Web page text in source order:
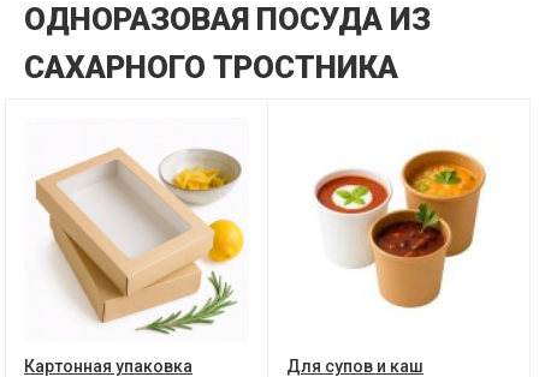
ОДНОРАЗОВАЯ ПОСУДА ИЗ
САХАРНОГО ТРОСТНИКА
Картонная упаковка Для супов и каш